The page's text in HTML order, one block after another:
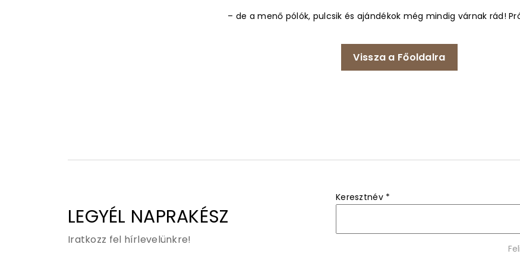
– de a menő pólók, pulcsik és ajándékok még mindig várnak rád!
Vissza a Főoldalra
LEGYÉL NAPRAKÉSZ
Iratkozz fel hírlevelünkre!
Keresztnév *